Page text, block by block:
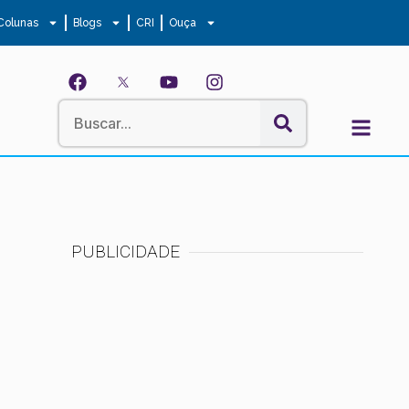
Blogs CRI Ouça
PUBLICIDADE